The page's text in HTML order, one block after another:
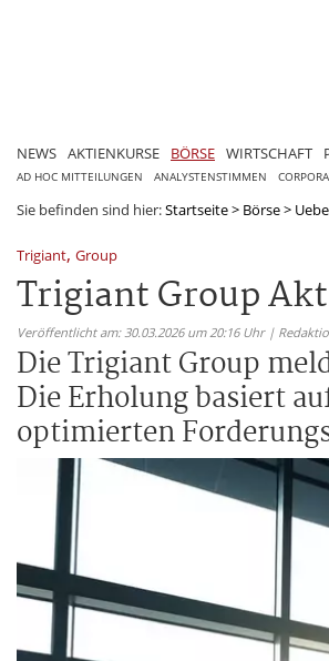
NEWS AKTIENKURSE BÖRSE WIRTSCHAFT
AD HOC MITTEILUNGEN ANALYSTENSTIMMEN
Sie befinden sind hier:Startseite> Börse>
Trigiant, Group
Trigiant Group
Veröffentlicht am: 30.03.2026 um 20:16 Uhr |
Die Trigiant Group
Die Erholung basiert
optimierten